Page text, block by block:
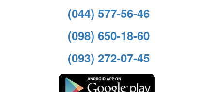
(044) 577-56-46
(098) 650-18-60
(093) 272-07-45